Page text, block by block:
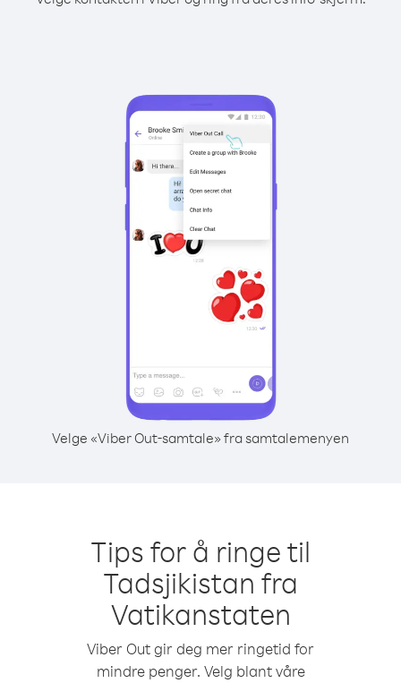
Velge «Viber Out-samtale» fra samtalemenyen
Tips for å ringe til
Tadsjikistan fra
Vatikanstaten
Viber Out gir deg mer ringetid for
mindre penger. Velg blant våre